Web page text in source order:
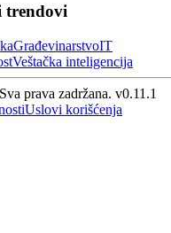
trendovi
GrađevinarstvoIT
Veštačka inteligencija
prava zadržana. v0.11.1
Uslovi korišćenja